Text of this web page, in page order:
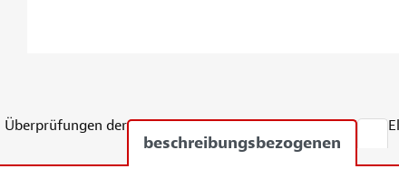
Überprüfungen der
beschreibungsbezogenen